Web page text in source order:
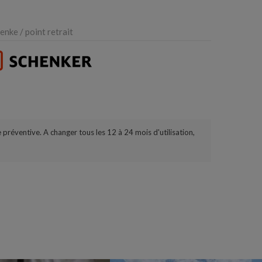
/ point retrait
A changer tous les 12 à 24 mois d'utilisation,